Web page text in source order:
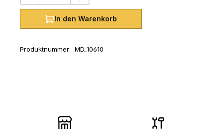
In den Warenkorb
Produktnummer: MD_10610